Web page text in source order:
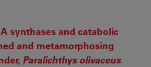
synthases and catabolic
and metamorphosing
Paralichthys olivaceus